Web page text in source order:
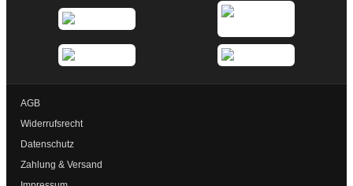
AGB
Widerrufsrecht
Datenschutz
Zahlung & Versand